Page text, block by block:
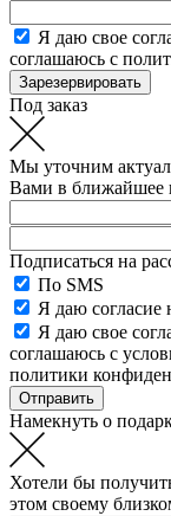
Я даю свое
соглашаюсь с
Под заказ
Мы уточним
Вами в ближайшее
Подписаться на
По SMS
Я даю согласие
Я даю свое
соглашаюсь с
политики
Намекнуть о
Хотели бы
этом своему